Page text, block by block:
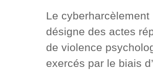
Le cyberharcèlement
désigne des actes
de violence
exercés par le biais